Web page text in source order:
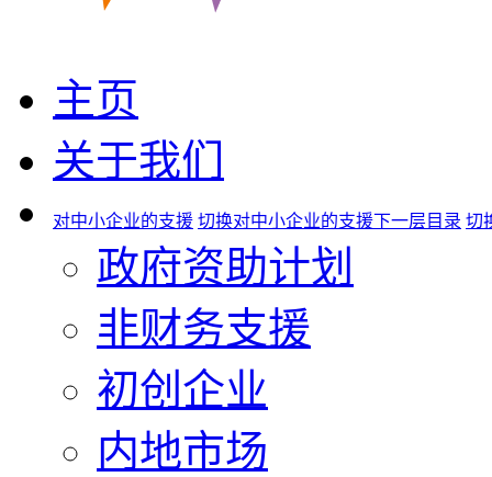
主页
关于我们
对中小企业的支援 切换对中小企业的支援下一层目录 切
政府资助计划
非财务支援
初创企业
内地市场